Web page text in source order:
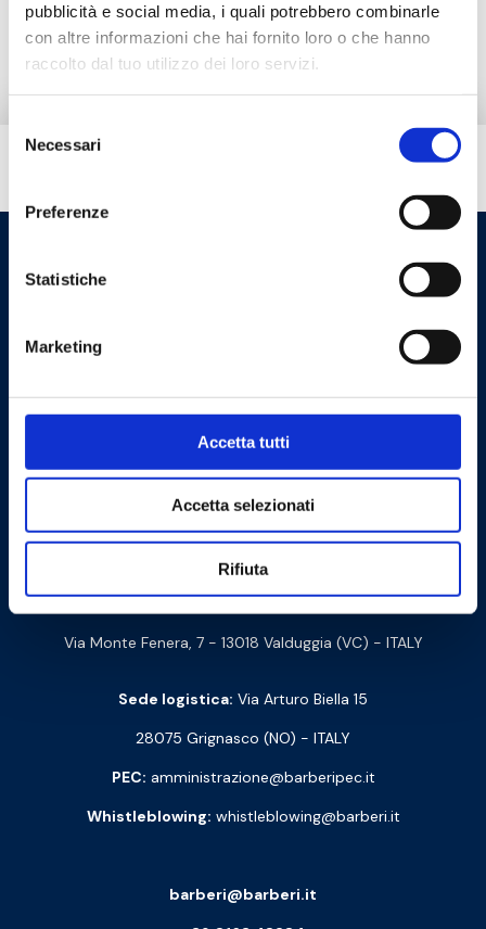
pubblicità e social media, i quali potrebbero combinarle
con altre informazioni che hai fornito loro o che hanno
raccolto dal tuo utilizzo dei loro servizi.
delNecessari
Preferenze
Statistiche
Marketing
Accetta tutti
Accetta selezionati
Rifiuta
Accessori
Cookie Policy Privacy Policy
Contattaci
Barberi Rubinetterie Industriali S.r.l. a socio unico
Via Monte Fenera, 7 - 13018 Valduggia (VC) - ITALY
Sede logistica: Via Arturo Biella 15
28075 Grignasco (NO) - ITALY
PEC: amministrazione@barberipec.it
Whistleblowing: whistleblowing@barberi.it
barberi@barberi.it